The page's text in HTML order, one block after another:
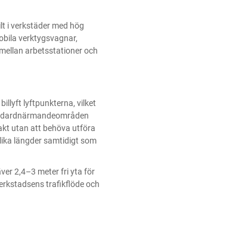
i verkstäder med hög
verktygsvagnar,
arbetsstationer och
lyftpunkterna, vilket
utan att behöva utföra
längder samtidigt som
2,4–3 meter fri yta för
trafikflöde och